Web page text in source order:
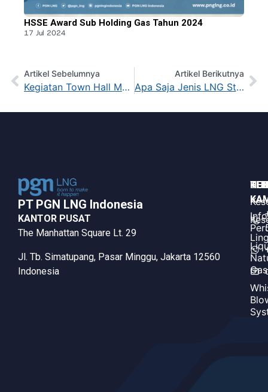
HSSE Award Sub Holding Gas Tahun 2024
17 Jul 2024
Artikel Sebelumnya
Kegiatan Town Hall Meeting PT PGN LNG Indonesia Dalam Rangka HUT PGN LNG ke-12
Artikel Berikutnya
Apa Saja Jenis LNG Storage Tank? Simak Jenis jenis Tanki Penyimpanan LNG Berdasarkan Containment
PT PGN LNG Indonesia​
KANTOR PUSAT
The Manhattan Square Lt. 29
Jl. Tb. Simatupang, Pasar Minggu, Jakarta 12560
Indonesia
Gas